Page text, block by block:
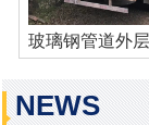
NEWS